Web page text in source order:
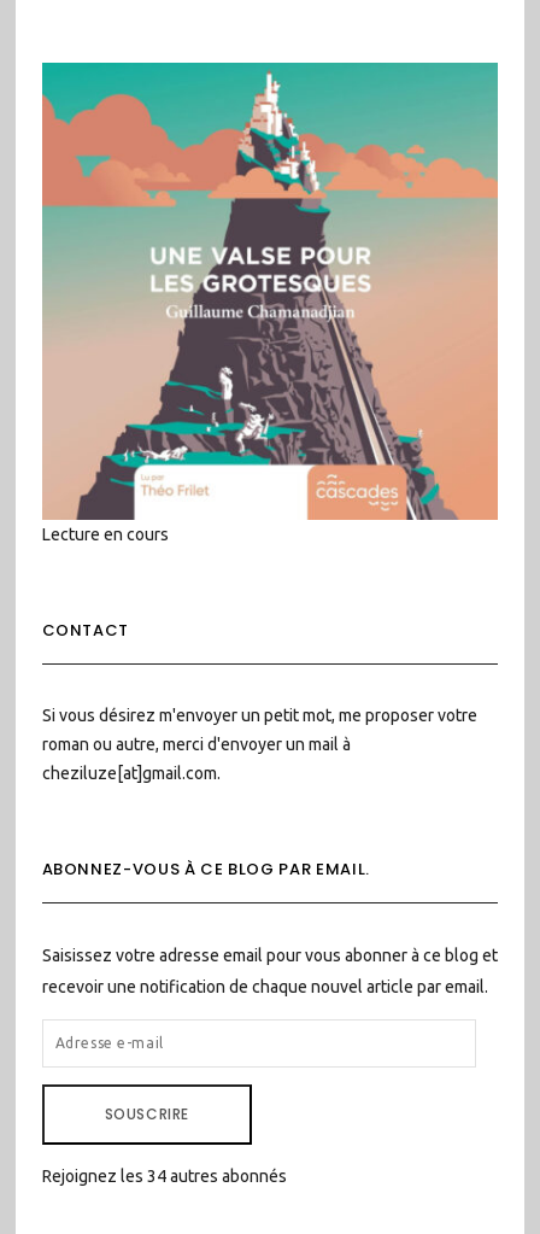
Lecture en cours
CONTACT
Si vous désirez m'envoyer un petit mot, me proposer votre
roman ou autre, merci d'envoyer un mail à
cheziluze[at]gmail.com.
ABONNEZ-VOUS À CE BLOG PAR EMAIL.
Saisissez votre adresse email pour vous abonner à ce blog et
recevoir une notification de chaque nouvel article par email.
ADRESSE
E-
SOUSCRIRE
Rejoignez les 34 autres abonnés